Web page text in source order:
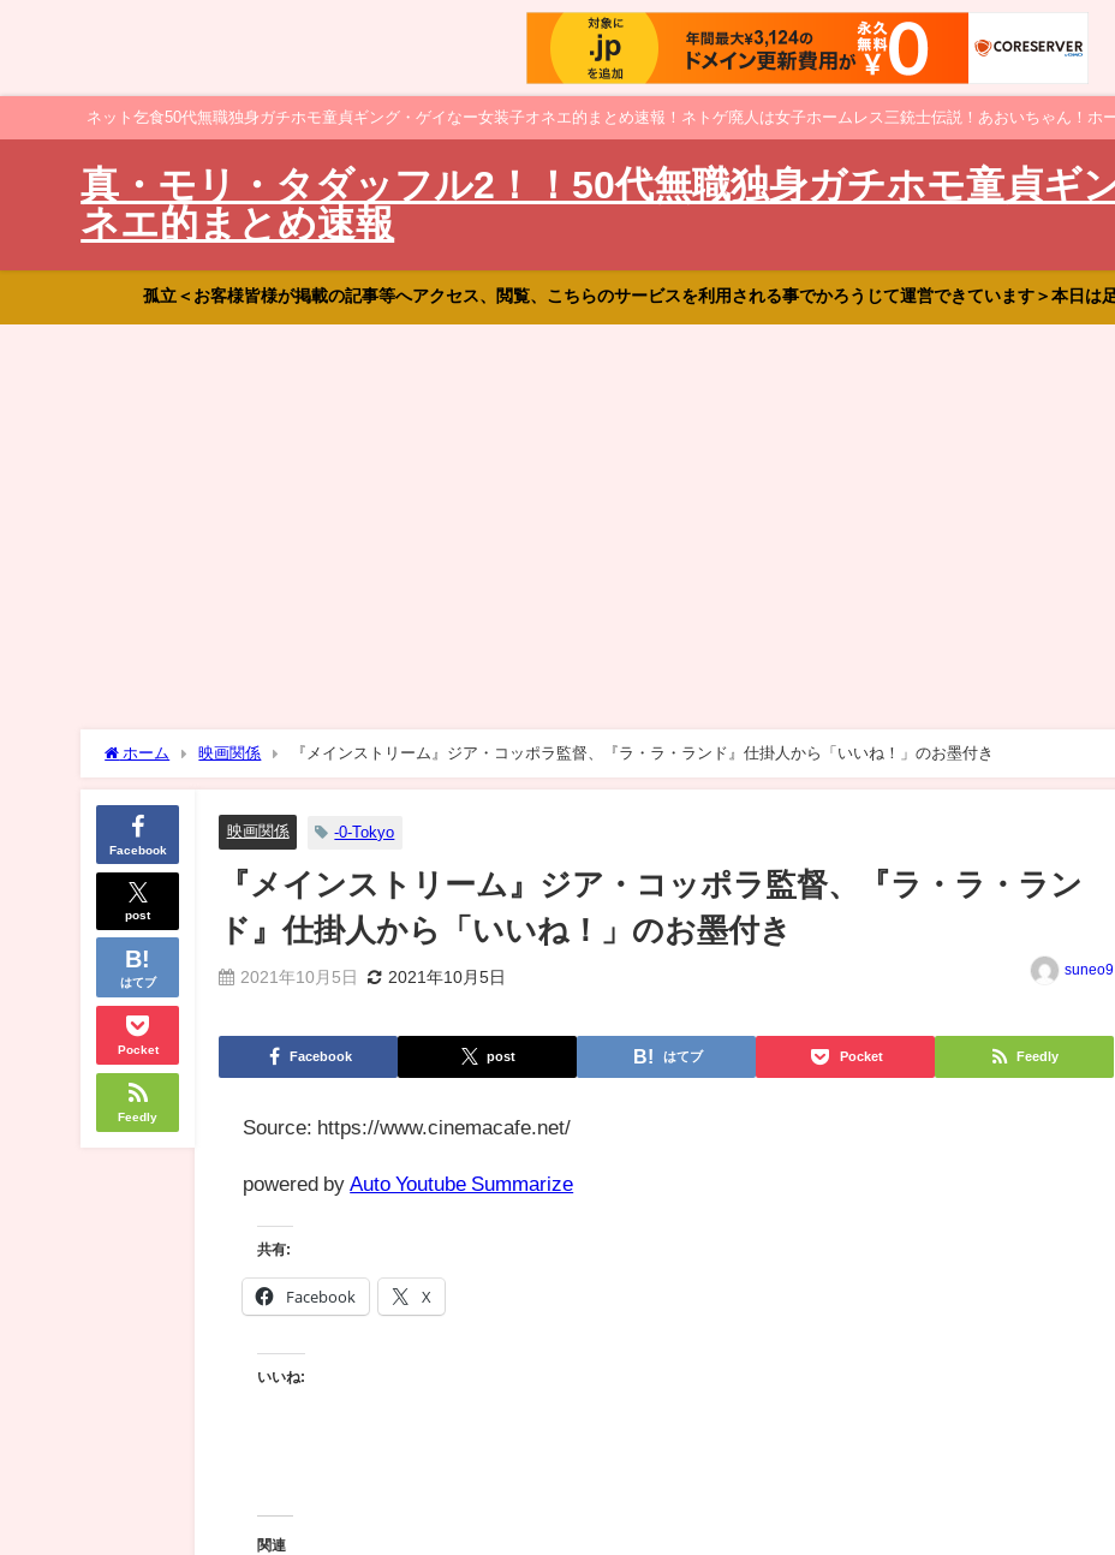
ネット乞食50代無職独身ガチホモ童貞ギング・ゲイなー女装子オネエ的まとめ速報！ネトゲ廃人は女子ホームレス三銃士伝説！あおいちゃん！ホ
真・モリ・タダッフル2！！50代無職独身ガチホモ童貞ギ
ネエ的まとめ速報
孤立＜お客様皆様が掲載の記事等へアクセス、閲覧、こちらのサービスを利用される事でかろうじて運営できています＞本日は
ホーム 映画関係 『メインストリーム』ジア・コッポラ監督、『ラ・ラ・ランド』仕掛人から「いいね！」のお墨付き
Facebook
post
はてブ
Pocket
Feedly
映画関係 -0-Tokyo
『メインストリーム』ジア・コッポラ監督、『ラ・ラ・ラン
ド』仕掛人から「いいね！」のお墨付き
2021年10月5日 2021年10月5日 suneo9
Facebook post はてブ Pocket Feedly
Source: https://www.cinemacafe.net/
powered by Auto Youtube Summarize
共有:
Facebook X
いいね:
関連